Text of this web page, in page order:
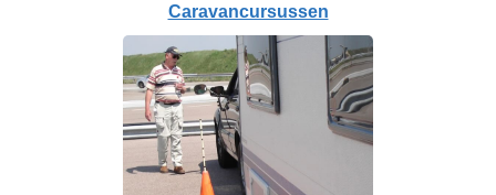
Caravancursussen